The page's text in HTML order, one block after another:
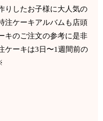
たお子様に大人気の
ーキアルバムも店頭
キのご注文の参考に是非
は3日〜1週間前の
ます‍♀️※